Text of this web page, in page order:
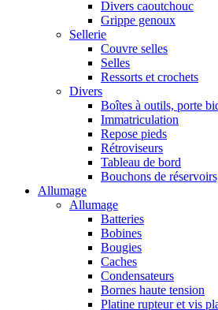
Divers caoutchouc
Grippe genoux
Sellerie
Couvre selles
Selles
Ressorts et crochets
Divers
Boîtes à outils, porte
Immatriculation
Repose pieds
Rétroviseurs
Tableau de bord
Bouchons de
Allumage
Allumage
Batteries
Bobines
Bougies
Caches
Condensateurs
Bornes haute tension
Platine rupteur et vis